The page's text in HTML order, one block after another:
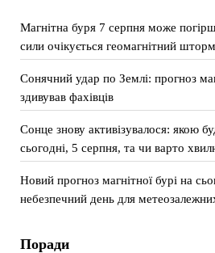
Магнітна буря 7 серпня може
сили очікується геомагнітний
Сонячний удар по Землі: прогноз
здивував фахівців
Сонце знову активізувалося: якою
сьогодні, 5 серпня, та чи варто
Новий прогноз магнітної бурі на
небезпечний день для
Поради